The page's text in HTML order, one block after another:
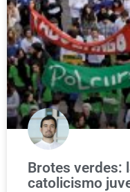
Brotes verdes:
catolicismo